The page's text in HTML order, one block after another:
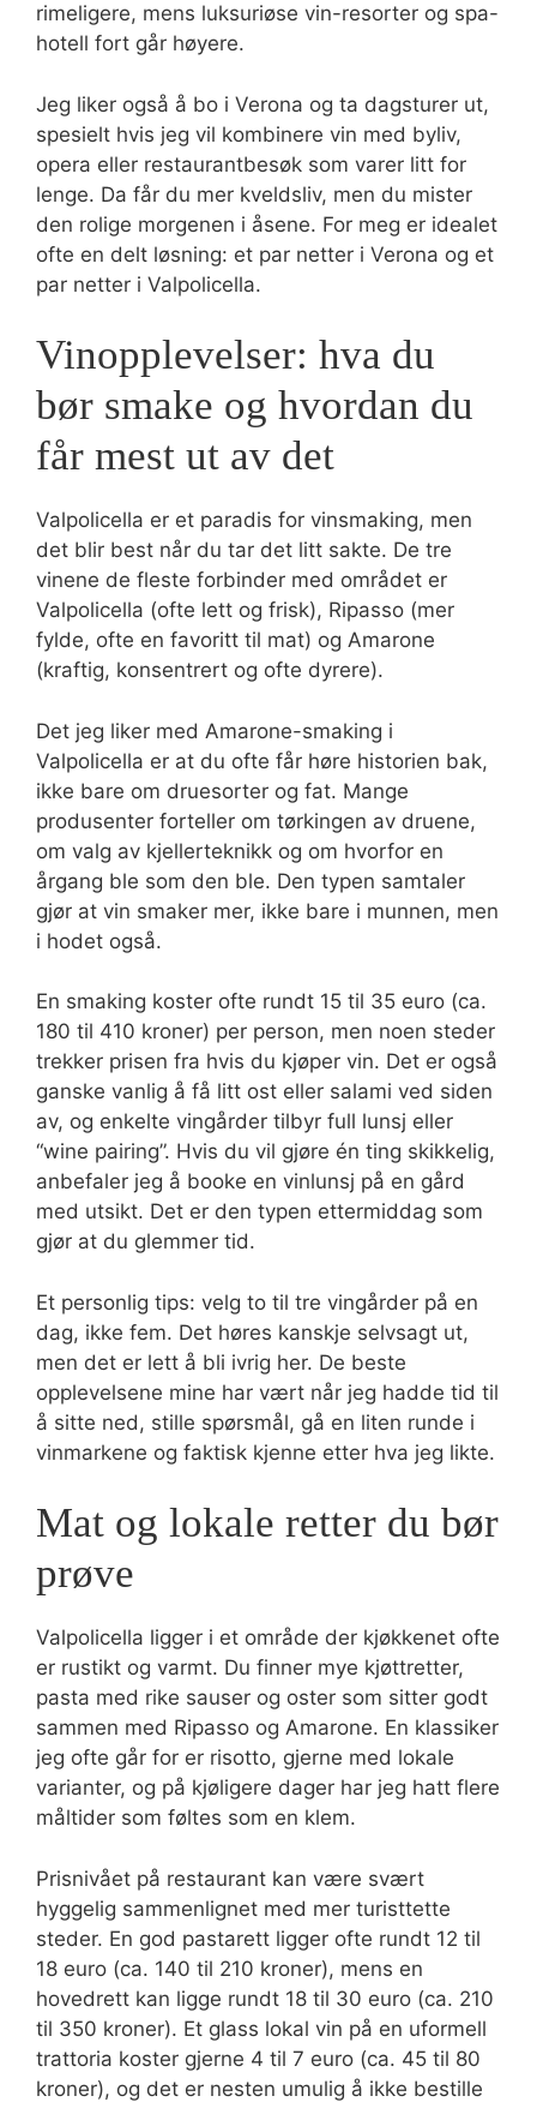
rimeligere, mens luksuriøse vin-resorter og spa-
hotell fort går høyere.
Jeg liker også å bo i Verona og ta dagsturer ut,
spesielt hvis jeg vil kombinere vin med byliv,
opera eller restaurantbesøk som varer litt for
lenge. Da får du mer kveldsliv, men du mister
den rolige morgenen i åsene. For meg er idealet
ofte en delt løsning: et par netter i Verona og et
par netter i Valpolicella.
Vinopplevelser: hva du
bør smake og hvordan du
får mest ut av det
Valpolicella er et paradis for vinsmaking, men
det blir best når du tar det litt sakte. De tre
vinene de fleste forbinder med området er
Valpolicella (ofte lett og frisk), Ripasso (mer
fylde, ofte en favoritt til mat) og Amarone
(kraftig, konsentrert og ofte dyrere).
Det jeg liker med Amarone-smaking i
Valpolicella er at du ofte får høre historien bak,
ikke bare om druesorter og fat. Mange
produsenter forteller om tørkingen av druene,
om valg av kjellerteknikk og om hvorfor en
årgang ble som den ble. Den typen samtaler
gjør at vin smaker mer, ikke bare i munnen, men
i hodet også.
En smaking koster ofte rundt 15 til 35 euro (ca.
180 til 410 kroner) per person, men noen steder
trekker prisen fra hvis du kjøper vin. Det er også
ganske vanlig å få litt ost eller salami ved siden
av, og enkelte vingårder tilbyr full lunsj eller
“wine pairing”. Hvis du vil gjøre én ting skikkelig,
anbefaler jeg å booke en vinlunsj på en gård
med utsikt. Det er den typen ettermiddag som
gjør at du glemmer tid.
Et personlig tips: velg to til tre vingårder på en
dag, ikke fem. Det høres kanskje selvsagt ut,
men det er lett å bli ivrig her. De beste
opplevelsene mine har vært når jeg hadde tid til
å sitte ned, stille spørsmål, gå en liten runde i
vinmarkene og faktisk kjenne etter hva jeg likte.
Mat og lokale retter du bør
prøve
Valpolicella ligger i et område der kjøkkenet ofte
er rustikt og varmt. Du finner mye kjøttretter,
pasta med rike sauser og oster som sitter godt
sammen med Ripasso og Amarone. En klassiker
jeg ofte går for er risotto, gjerne med lokale
varianter, og på kjøligere dager har jeg hatt flere
måltider som føltes som en klem.
Prisnivået på restaurant kan være svært
hyggelig sammenlignet med mer turisttette
steder. En god pastarett ligger ofte rundt 12 til
18 euro (ca. 140 til 210 kroner), mens en
hovedrett kan ligge rundt 18 til 30 euro (ca. 210
til 350 kroner). Et glass lokal vin på en uformell
trattoria koster gjerne 4 til 7 euro (ca. 45 til 80
kroner), og det er nesten umulig å ikke bestille